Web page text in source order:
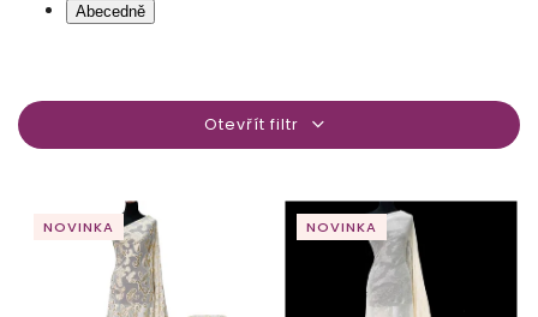
Abecedně
Otevřít filtr
NOVINKA NOVINKA